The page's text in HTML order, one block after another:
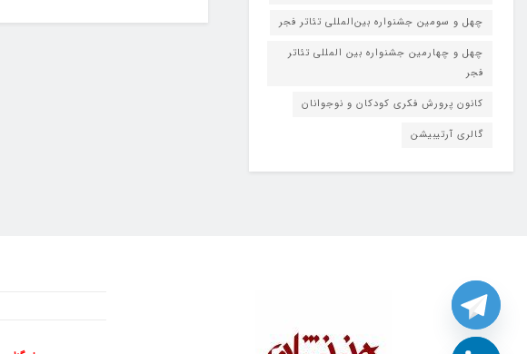
چهل و سومین جشنواره بین‌المللی تئاتر فجر
چهل و چهارمین جشنواره بین المللی تئاتر
فجر
کانون پرورش فکری کودکان و نوجوانان
گالری آرتیبیشن